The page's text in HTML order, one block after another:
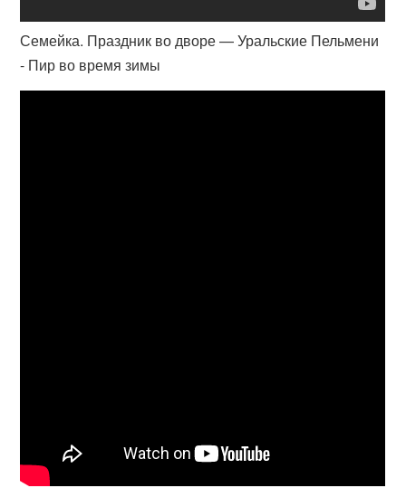
Семейка. Праздник во дворе — Уральские Пельмени
- Пир во время зимы